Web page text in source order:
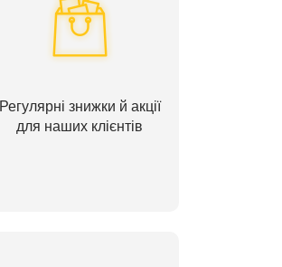
Регулярні знижки й акції
для наших клієнтів